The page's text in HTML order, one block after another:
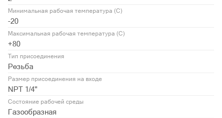
Минимальная рабочая температура (С)
-20
Максимальная рабочая температура (С)
+80
Тип присоединения
Резьба
Размер присоединения на входе
NPT 1/4"
Состояние рабочей среды
Газообразная